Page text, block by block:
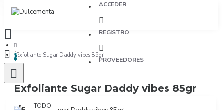
ACCEDER
REGISTRO
PROVEEDORES
0
TODO
TODO
Exfoliante Sugar Daddy vibes 85gr
Exfoliante Sugar Daddy vibes 85gr